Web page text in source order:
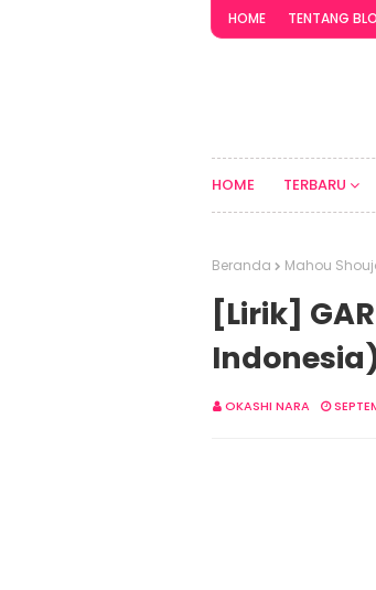
HOME TENTANG
HOME TERBARU
Beranda Mahou
[Lirik]
OKASHI NARA